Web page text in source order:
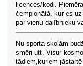
licences/kodi.
čempionātā, kur es
par vienu dalībnieku
Nu sporta skolām
smēri utt. Visur
tādiem,kuriem